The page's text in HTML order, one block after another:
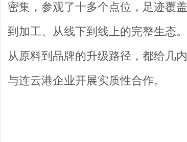
密集，参观了十多个点位，足迹覆
到加工、从线下到线上的完整生态
从原料到品牌的升级路径，都给几
与连云港企业开展实质性合作。